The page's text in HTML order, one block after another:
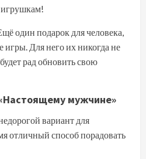
игрушкам!
один подарок для человека,
Для него их никогда не
рад обновить свою
мужчине»
вариант для
отличный способ порадовать